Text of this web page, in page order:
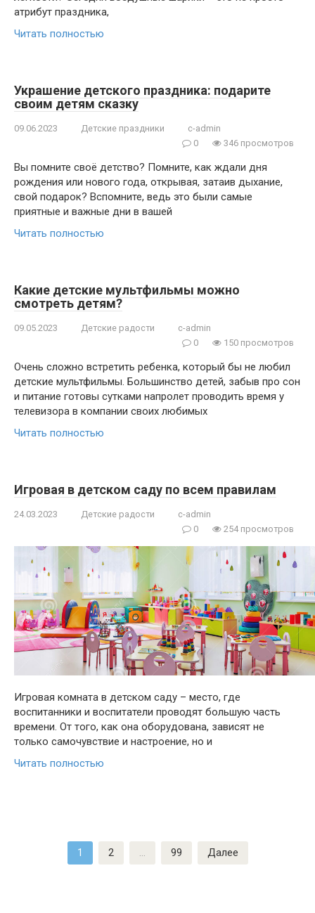
атрибут праздника,
Читать полностью
Украшение детского праздника: подарите
своим детям сказку
09.06.2023 Детские праздники
c-admin
0
346 просмотров
Вы помните своё детство? Помните, как ждали дня
рождения или нового года, открывая, затаив дыхание,
свой подарок? Вспомните, ведь это были самые
приятные и важные дни в вашей
Читать полностью
Какие детские мультфильмы можно
смотреть детям?
09.05.2023 Детские радости
c-admin
0
150 просмотров
Очень сложно встретить ребенка, который бы не любил
детские мультфильмы. Большинство детей, забыв про сон
и питание готовы сутками напролет проводить время у
телевизора в компании своих любимых
Читать полностью
Игровая в детском саду по всем правилам
24.03.2023 Детские радости
c-admin
0
254 просмотров
Игровая комната в детском саду – место, где
воспитанники и воспитатели проводят большую часть
времени. От того, как она оборудована, зависят не
только самочувствие и настроение, но и
Читать полностью
1 2 … 99 Далее